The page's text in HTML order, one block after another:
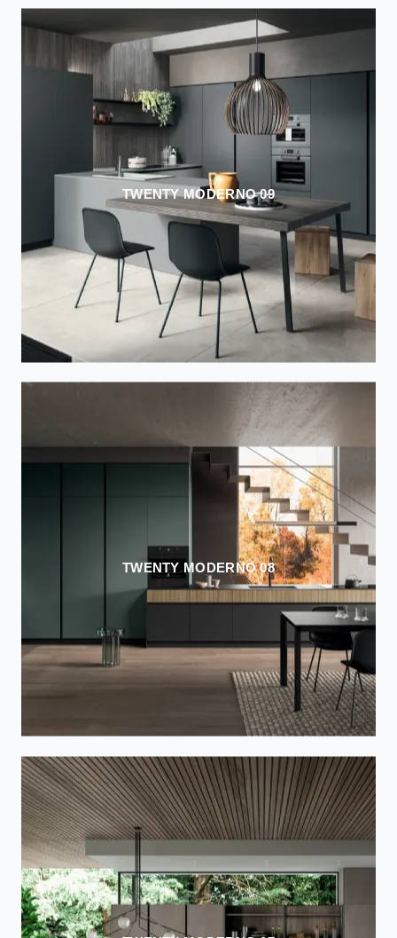
TWENTY MODERNO 09
TWENTY MODERNO 08